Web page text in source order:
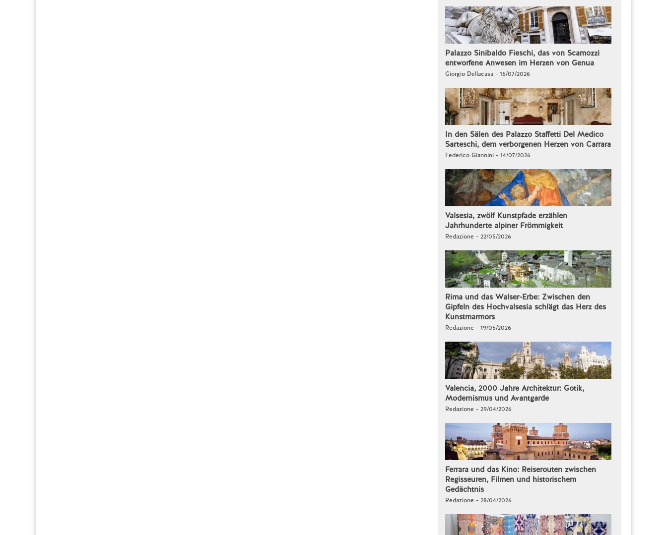
Palazzo Sinibaldo Fieschi, das von Scamozzi
entworfene Anwesen im Herzen von Genua
Giorgio Dellacasa - 16/07/2026
In den Sälen des Palazzo Staffetti Del Medico
Sarteschi, dem verborgenen Herzen von Carrara
Federico Giannini - 14/07/2026
Valsesia, zwölf Kunstpfade erzählen
Jahrhunderte alpiner Frömmigkeit
Redazione - 22/05/2026
Rima und das Walser-Erbe: Zwischen den
Gipfeln des Hochvalsesia schlägt das Herz des
Kunstmarmors
Redazione - 19/05/2026
Valencia, 2000 Jahre Architektur: Gotik,
Modernismus und Avantgarde
Redazione - 29/04/2026
Ferrara und das Kino: Reiserouten zwischen
Regisseuren, Filmen und historischem
Gedächtnis
Redazione - 28/04/2026